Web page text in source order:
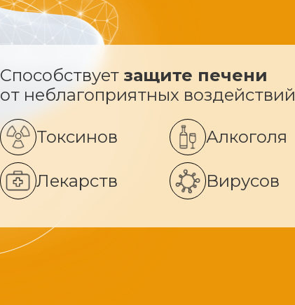
Способствует защите печени
от неблагоприятных воздействий
Токсинов Алкоголя
Лекарств Вирусов